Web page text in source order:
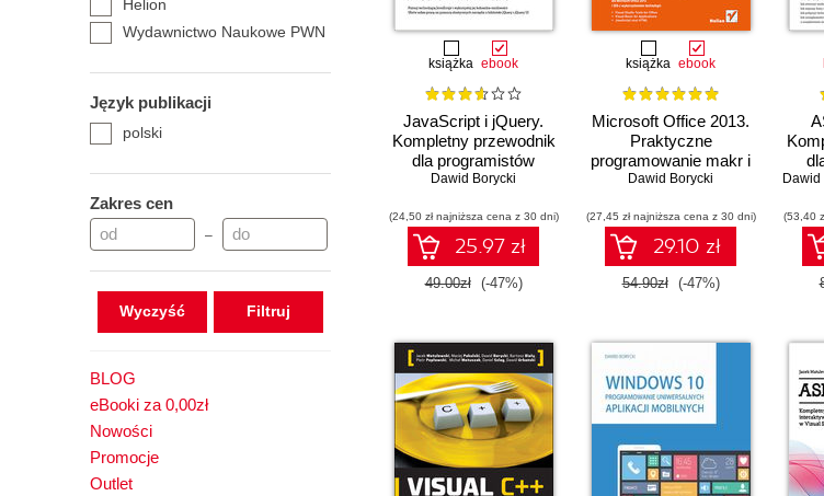
Helion
Wydawnictwo Naukowe PWN
Język publikacji
polski
Zakres cen
–
Wyczyść
BLOG
eBooki za 0,00zł
Nowości
Promocje
Outlet
książka ebook
JavaScript i jQuery.
Kompletny przewodnik
dla programistów
interaktywnych aplikacji
Studio
Dawid Borycki
(24,50 zł najniższa cena z 30 dni)
25.97 zł
49.00zł (-47%)
książka ebook
Microsoft Office 2013.
Praktyczne
programowanie makr i
dodatków
Dawid Borycki
(27,45 zł najniższa cena z 30 dni)
29.10 zł
54.90zł (-47%)
Dawid
(53,40